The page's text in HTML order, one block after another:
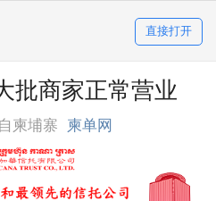
直接打开
批商家正常营业
柬埔寨 柬单网